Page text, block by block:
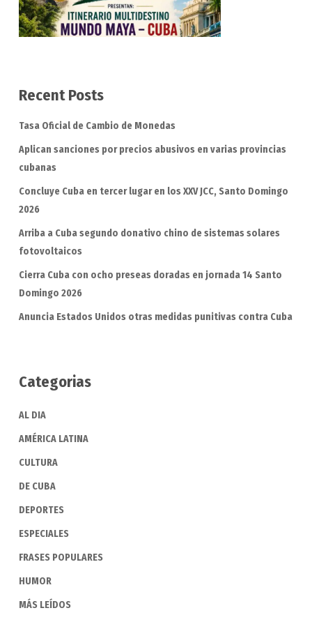
Recent Posts
Tasa Oficial de Cambio de Monedas
Aplican sanciones por precios abusivos en varias provincias
cubanas
Concluye Cuba en tercer lugar en los XXV JCC, Santo Domingo
2026
Arriba a Cuba segundo donativo chino de sistemas solares
fotovoltaicos
Cierra Cuba con ocho preseas doradas en jornada 14 Santo
Domingo 2026
Anuncia Estados Unidos otras medidas punitivas contra Cuba
Categorias
AL DIA
AMÉRICA LATINA
CULTURA
DE CUBA
DEPORTES
ESPECIALES
FRASES POPULARES
HUMOR
MÁS LEÍDOS